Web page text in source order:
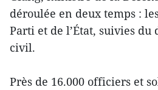
déroulée en deux temps :
Parti et de l’État, suivies
civil.
Près de 16.000 officiers et